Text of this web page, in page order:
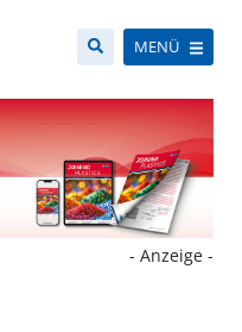
MENÜ
- Anzeige -